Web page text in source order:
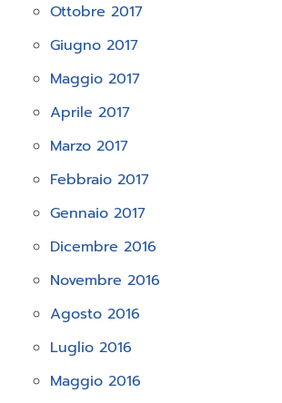
Ottobre 2017
Giugno 2017
Maggio 2017
Aprile 2017
Marzo 2017
Febbraio 2017
Gennaio 2017
Dicembre 2016
Novembre 2016
Agosto 2016
Luglio 2016
Maggio 2016